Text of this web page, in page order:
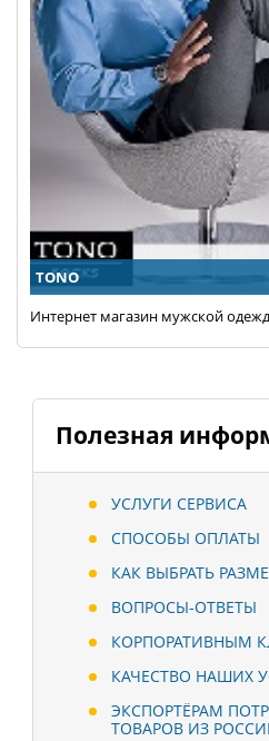
Полезная
УСЛУГИ СЕРВИСА
СПОСОБЫ ОПЛАТЫ
КАК ВЫБРАТЬ
ВОПРОСЫ-ОТВЕТЫ
КОРПОРАТИВНЫМ
КАЧЕСТВО НАШИХ
ЭКСПОРТЁРАМ
ТОВАРОВ ИЗ
TONO
Интернет магазин мужской